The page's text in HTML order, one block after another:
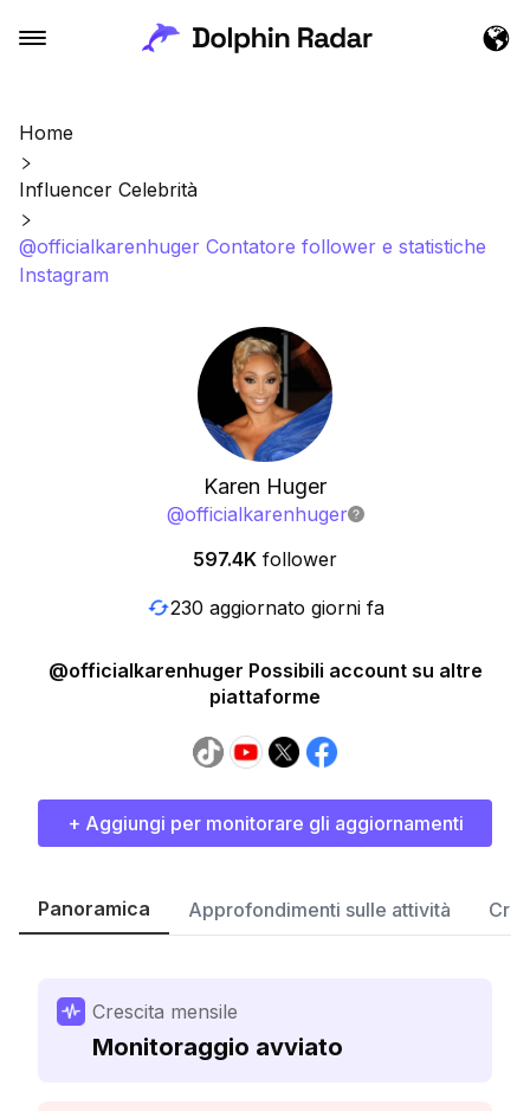
Home
Influencer Celebrità
@officialkarenhuger Contatore follower e statistiche
Instagram
Karen Huger
@officialkarenhuger
597.4K follower
230 aggiornato giorni fa
@officialkarenhuger Possibili account su altre
piattaforme
+ Aggiungi per monitorare gli aggiornamenti
Panoramica Approfondimenti sulle attività
Crescita mensile
Monitoraggio avviato